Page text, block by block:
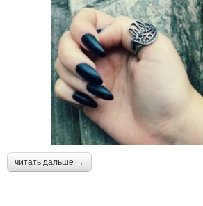
читать дальше →